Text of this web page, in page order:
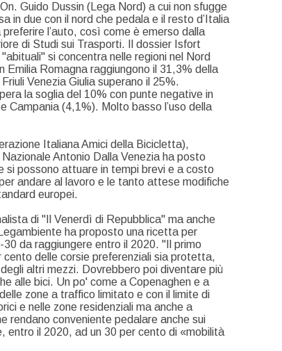
Guido Dussin (Lega Nord) a cui non sfugge
in due con il nord che pedala e il resto d’Italia
l’auto, così come è emerso dalla
di Studi sui Trasporti. Il dossier Isfort
si concentra nelle regioni nel Nord
Emilia Romagna raggiungono il 31,3% della
Venezia Giulia superano il 25%.
la soglia del 10% con punte negative in
Campania (4,1%). Molto basso l’uso della
Italiana Amici della Bicicletta),
Antonio Dalla Venezia ha posto
si possono attuare in tempi brevi e a costo
andare al lavoro e le tanto attese modifiche
europei.
di "Il Venerdì di Repubblica" ma anche
ha proposto una ricetta per
da raggiungere entro il 2020. "Il primo
delle corsie preferenziali sia protetta,
altri mezzi. Dovrebbero poi diventare più
alle bici. Un po' come a Copenaghen e a
zone a traffico limitato e con il limite di
e nelle zone residenziali ma anche a
rendano conveniente pedalare anche sui
il 2020, ad un 30 per cento di «mobilità